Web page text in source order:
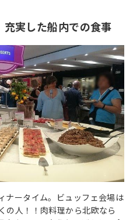
実した船内での食事
ナータイム。ビュッフェ会場は
の人！！肉料理から北欧なら